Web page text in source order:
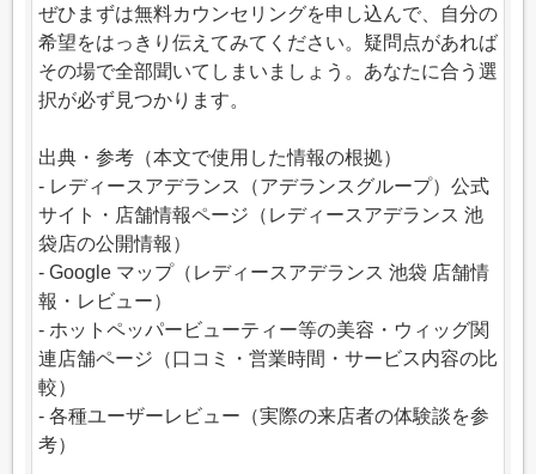
ぜひまずは無料カウンセリングを申し込んで、自分の
希望をはっきり伝えてみてください。疑問点があれば
その場で全部聞いてしまいましょう。あなたに合う選
択が必ず見つかります。
出典・参考（本文で使用した情報の根拠）
- レディースアデランス（アデランスグループ）公式
サイト・店舗情報ページ（レディースアデランス 池
袋店の公開情報）
- Google マップ（レディースアデランス 池袋 店舗情
報・レビュー）
- ホットペッパービューティー等の美容・ウィッグ関
連店舗ページ（口コミ・営業時間・サービス内容の比
較）
- 各種ユーザーレビュー（実際の来店者の体験談を参
考）